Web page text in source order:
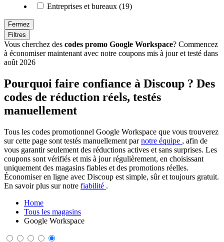
Entreprises et bureaux (19)
Fermez
Filtres
Vous cherchez des codes promo Google Workspace? Commencez
à économiser maintenant avec notre coupons mis à jour et testé dans
août 2026
Pourquoi faire confiance à Discoup ? Des
codes de réduction réels, testés
manuellement
Tous les codes promotionnel Google Workspace que vous trouverez
sur cette page sont testés manuellement parnotre équipe , afin de
vous garantir seulement des réductions actives et sans surprises. Les
coupons sont vérifiés et mis à jour régulièrement, en choisissant
uniquement des magasins fiables et des promotions réelles.
Économiser en ligne avec Discoup est simple, sûr et toujours gratuit.
En savoir plus sur notre fiabilité .
Home
Tous les magasins
Google Workspace